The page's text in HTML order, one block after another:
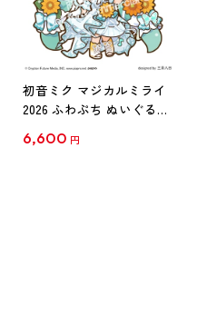
初音ミク マジカルミライ
2026 ふわぷち ぬいぐるみ
6,600 円